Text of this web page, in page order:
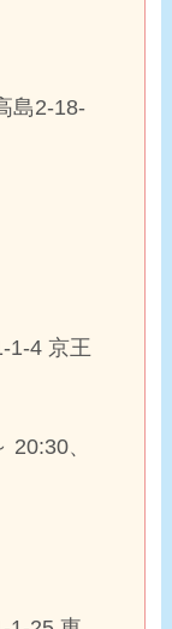
島2-18-
1-4 京王
、